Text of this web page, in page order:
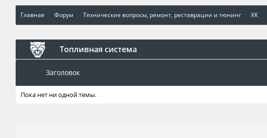
Главная Форум Технические вопросы, ремонт, реставрации и тюнинг XK
Топливная система
Заголовок
Пока нет ни одной темы.